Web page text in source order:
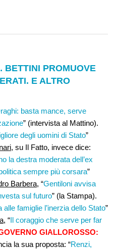
BETTINI PROMUOVE
E ALTRO
basta mance, serve
” (intervista al Mattino).
degli uomini di Stato”
su Il Fatto, invece dice:
la destra moderata dell’ex
sempre più corsara”
Barbera, “Gentiloni avvisa
sul futuro” (la Stampa).
alle famiglie l’inerzia dello Stato”
, “Il coraggio che serve per far
GIALLOROSSO:
la sua proposta: “Renzi,